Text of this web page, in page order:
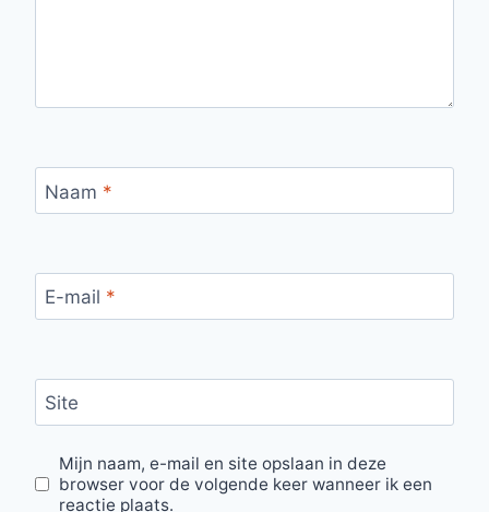
Naam *
E-mail *
Site
Mijn naam, e-mail en site opslaan in deze
browser voor de volgende keer wanneer ik een
reactie plaats.